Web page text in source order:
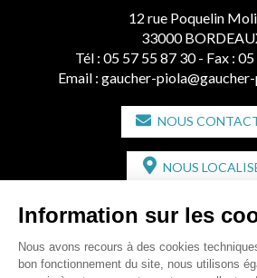
12 rue Poquelin
33000
Tél : 05 57 55 87 30 - Fax :
Email : gaucher-
NOUS
NOUS
CABINET
2 bis Avenue de
33350 ST MAGNE-DE-